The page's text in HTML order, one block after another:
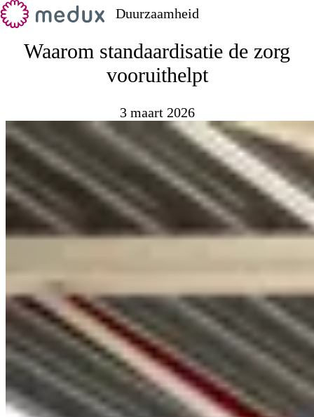
Duurzaamheid
Waarom standaardisatie de zorg
vooruithelpt
3 maart 2026